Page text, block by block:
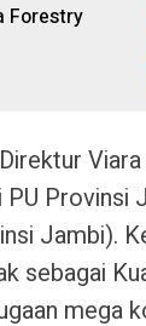
Forestry
PU Provinsi
Jambi).
sebagai
mega